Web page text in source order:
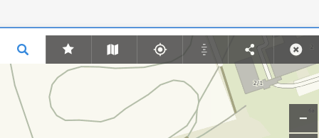
Add point Add area
PISIRULL -